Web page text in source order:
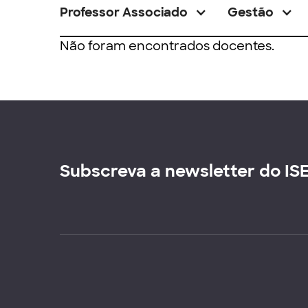
Professor Associado Gestão
Não foram encontrados docentes.
Subscreva a newsletter do